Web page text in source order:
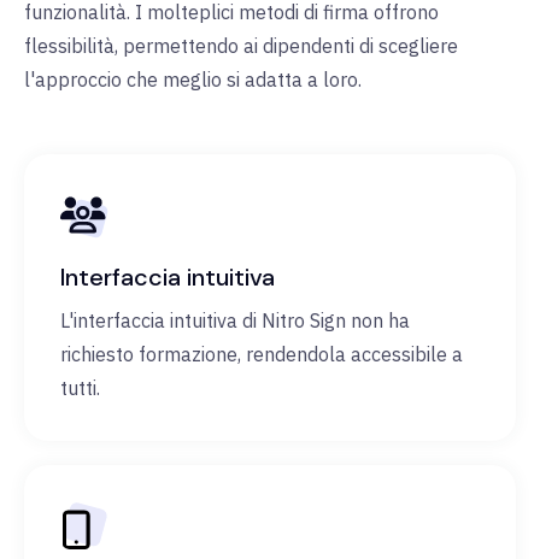
funzionalità. I molteplici metodi di firma offrono
flessibilità, permettendo ai dipendenti di scegliere
l'approccio che meglio si adatta a loro.
Interfaccia intuitiva
L'interfaccia intuitiva di Nitro Sign non ha
richiesto formazione, rendendola accessibile a
tutti.